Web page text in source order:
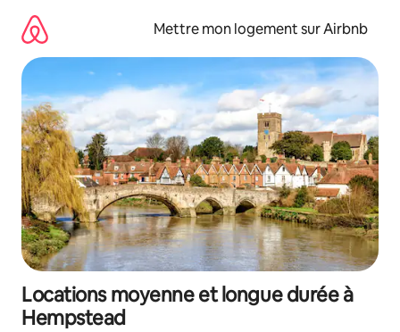
directement
contenu
Mettre mon logement sur Airbnb
Locations moyenne et longue durée à
Hempstead